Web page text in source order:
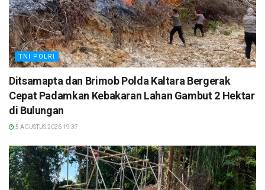
TNI POLRI
Ditsamapta dan Brimob Polda Kaltara Bergerak
Cepat Padamkan Kebakaran Lahan Gambut 2 Hektar
di Bulungan
5 AGUSTUS 2026 19:37